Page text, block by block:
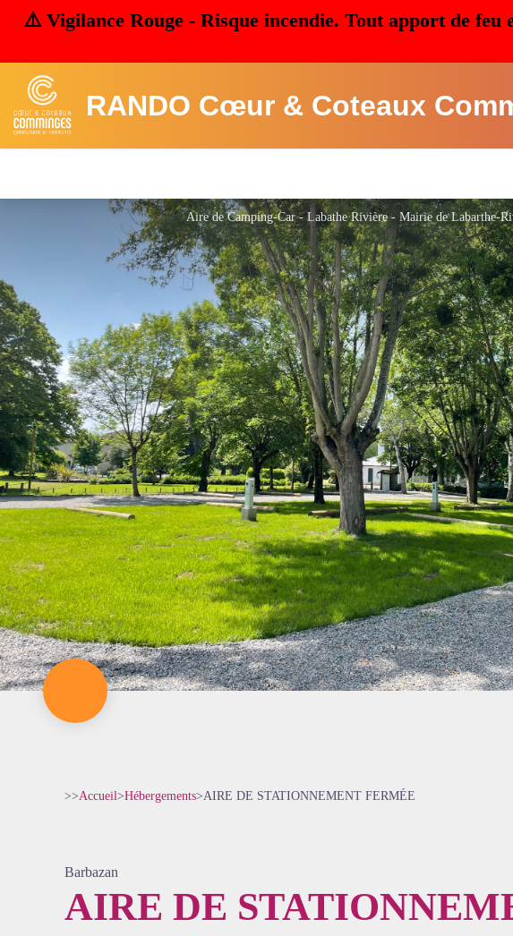
⚠️ Vigilance Rouge - Risque incendie. Tout apport de feu
RANDO Cœur & Coteaux
>>Accueil>Hébergements>AIRE DE STATIONNEMENT FERMÉE
Barbazan
AIRE DE